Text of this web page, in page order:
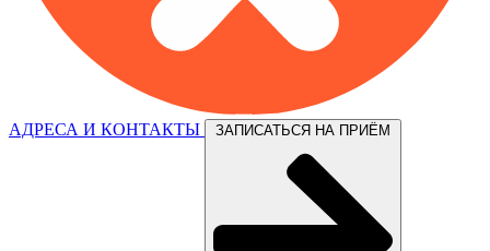
АДРЕСА И КОНТАКТЫ ЗАПИСАТЬСЯ НА ПРИЁМ